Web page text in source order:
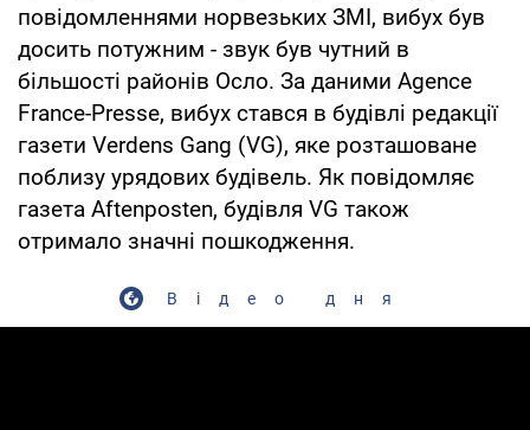
повідомленнями норвезьких ЗМІ, вибух був
досить потужним - звук був чутний в
більшості районів Осло. За даними Agence
France-Presse, вибух стався в будівлі редакції
газети Verdens Gang (VG), яке розташоване
поблизу урядових будівель. Як повідомляє
газета Аftenposten, будівля VG також
отримало значні пошкодження.
Відео дня